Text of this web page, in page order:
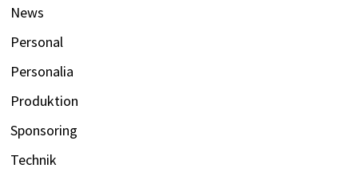
News
Personal
Personalia
Produktion
Sponsoring
Technik